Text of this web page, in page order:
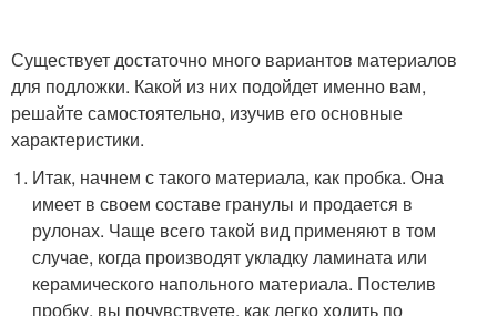
Существует достаточно много вариантов материалов
для подложки. Какой из них подойдет именно вам,
решайте самостоятельно, изучив его основные
характеристики.
Итак, начнем с такого материала, как пробка. Она
имеет в своем составе гранулы и продается в
рулонах. Чаще всего такой вид применяют в том
случае, когда производят укладку ламината или
керамического напольного материала. Постелив
пробку, вы почувствуете, как легко ходить по